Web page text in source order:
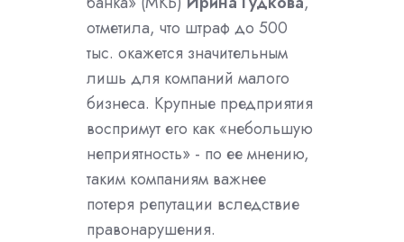
отметила, что штраф до 500
тыс. окажется значительным
лишь для компаний малого
бизнеса. Крупные предприятия
воспримут его как «небольшую
неприятность» - по ее мнению,
таким компаниям важнее
потеря репутации вследствие
правонарушения.